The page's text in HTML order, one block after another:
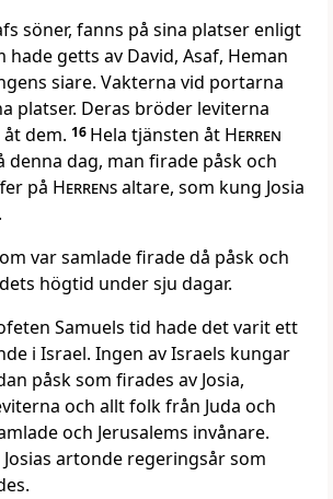
söner, fanns på sina platser enligt
getts av David, Asaf, Heman
siare. Vakterna vid portarna
platser. Deras bröder leviterna
dem. 16 Hela tjänsten åt Herren
denna dag, man firade påsk och
på Herrensaltare, som kung Josia
var samlade firade då påsk och
högtid under sju dagar.
Samuels tid hade det varit ett
i Israel. Ingen av Israels kungar
påsk som firades av Josia,
och allt folk från Juda och
och Jerusalems invånare.
artonde regeringsår som